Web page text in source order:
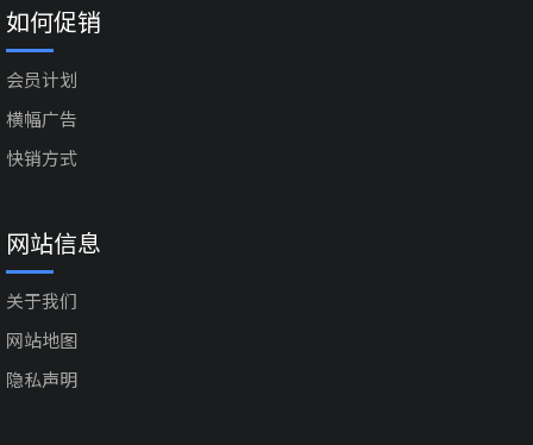
如何促销
会员计划
横幅广告
快销方式
网站信息
关于我们
网站地图
隐私声明